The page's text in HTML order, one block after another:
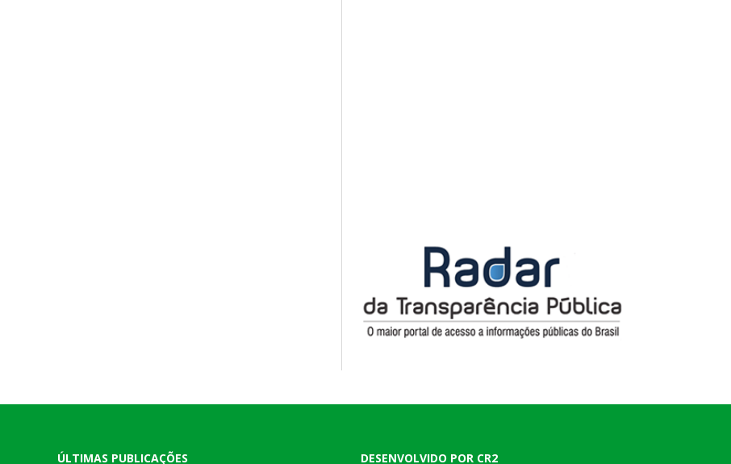
ÚLTIMAS PUBLICAÇÕES DESENVOLVIDO POR CR2